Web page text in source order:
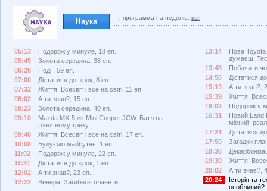
Наука программа на неделю: вся
05:13
Подорож у минуле, 18 еп.
05:45
Золота середина, 38 еп.
06:28
Події, 59 еп.
07:00
Дістатися до зірок, 8 еп.
07:32
Життя, Всесвіт і все на світі, 11 еп.
08:02
А ти знав?, 15 еп.
08:23
Золота середина, 40 еп.
09:10
Mazda MX-5 vs Mini Cooper JCW. Батл на
гоночному треку.
09:40
Життя, Всесвіт і все на світі, 17 еп.
10:08
Будуємо майбутнє, 1 еп.
11:02
Подорож у минуле, 22 еп.
11:31
Дістатися до зірок, 1 еп.
12:02
А ти знав?, 23 еп.
12:22
Венера. Загибель планети.
13:14
Нова Toyota
думаєш.
13:48
Побачити
14:50
Дістатися
15:19
А ти знав?,
15:39
Життя,
16:02
Подорож у
16:31
Новий Land
місний,
17:21
Дістатися
17:50
Загадки
18:36
19:30
Життя,
20:02
А ти знав?,
20:24
Історія та
особливий?